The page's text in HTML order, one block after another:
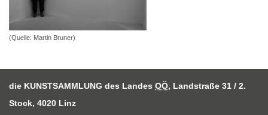
(Quelle: Martin Bruner)
die KUNSTSAMMLUNG des Landes OÖ, Landstraße 31 / 2.
Stock, 4020 Linz